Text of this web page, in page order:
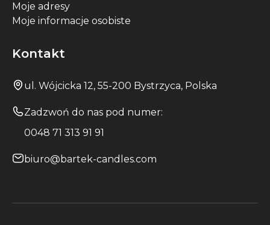
Moje adresy
Moje informacje osobiste
Kontakt
ul. Wójcicka 12, 55-200 Bystrzyca, Polska
Zadzwoń do nas pod numer:
0048 71 313 91 91
biuro@bartek-candles.com